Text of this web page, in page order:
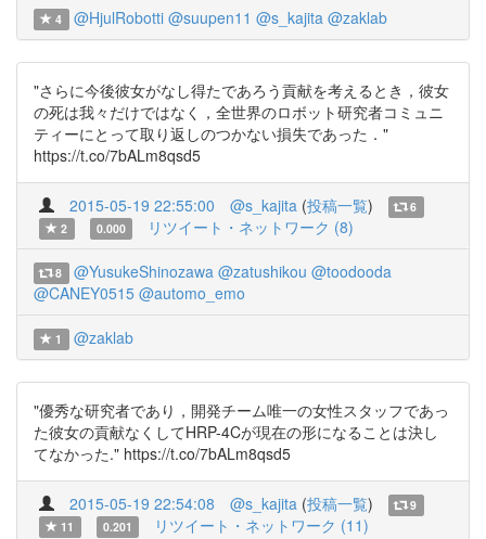
4 @HjulRobotti @suupen11 @s_kajita @zaklab
"さらに今後彼女がなし得たであろう貢献を考えるとき，彼女
の死は我々だけではなく，全世界のロボット研究者コミュニ
ティーにとって取り返しのつかない損失であった．"
https://t.co/7bALm8qsd5
2015-05-19 22:55:00 @s_kajita (投稿一覧)
6
2
0.000 リツイート・ネットワーク (8)
8 @YusukeShinozawa @zatushikou @toodooda
@CANEY0515 @automo_emo
1 @zaklab
"優秀な研究者であり，開発チーム唯一の女性スタッフであっ
た彼女の貢献なくしてHRP-4Cが現在の形になることは決し
てなかった." https://t.co/7bALm8qsd5
2015-05-19 22:54:08 @s_kajita (投稿一覧)
9
11
0.201 リツイート・ネットワーク (11)